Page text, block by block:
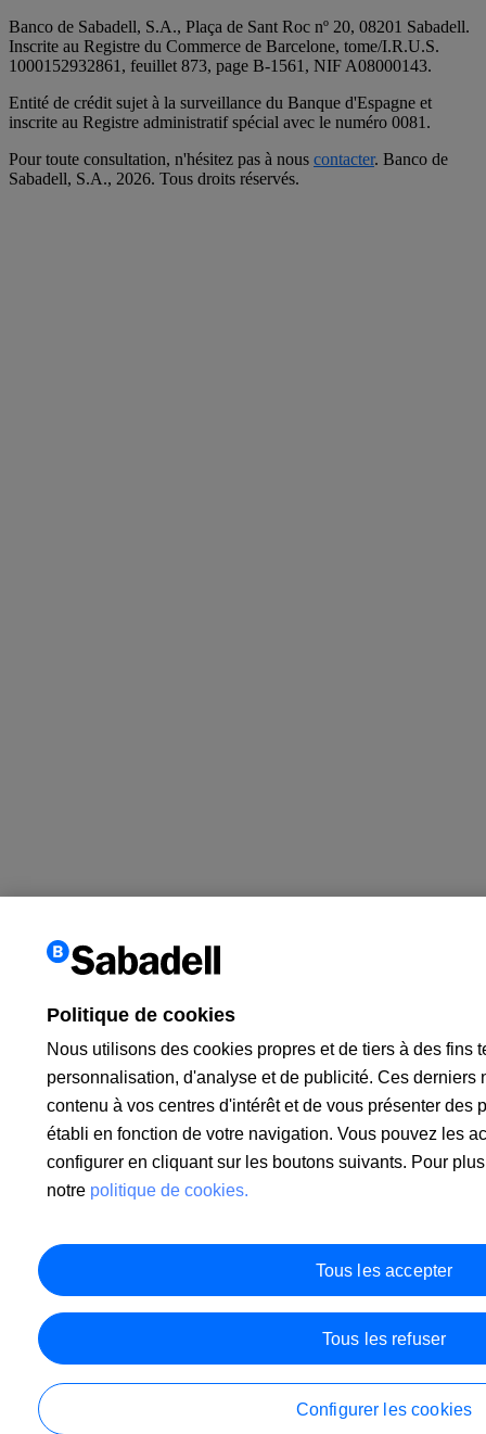
Banco de Sabadell, S.A., Plaça de Sant Roc nº 20, 08201 Sabadell.
Inscrite au Registre du Commerce de Barcelone, tome/I.R.U.S.
1000152932861, feuillet 873, page B-1561, NIF A08000143.
Entité de crédit sujet à la surveillance du Banque d'Espagne et
inscrite au Registre administratif spécial avec le numéro 0081.
Pour toute consultation, n'hésitez pas à nous contacter. Banco de
Sabadell, S.A., 2026. Tous droits réservés.
Politique de cookies
Nous utilisons des cookies propres et de tiers à des fins
personnalisation, d'analyse et de publicité. Ces derniers
contenu à vos centres d'intérêt et de vous présenter des
établi en fonction de votre navigation. Vous pouvez les
configurer en cliquant sur les boutons suivants. Pour
notre politique de cookies.
Configurer les cookies
Tous les refuser
Tous les accepter